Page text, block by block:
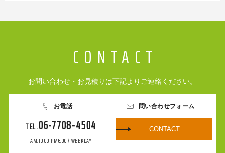
お問い合わせ・お見積りは下記よりご連絡ください。
お電話
06-7708-4504
AM:10:00-PM6:00 / WEEKDAY
問い合わせフォーム
CONTACT